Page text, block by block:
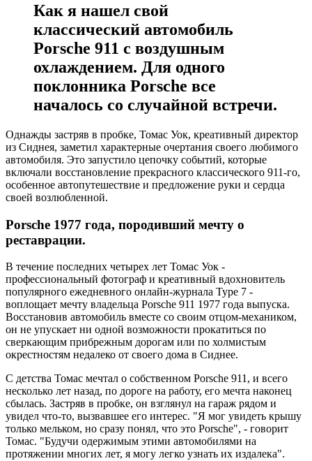
Как я нашел свой
классический автомобиль
Porsche 911 с воздушным
охлаждением. Для одного
поклонника Porsche все
началось со случайной встречи.
Однажды застряв в пробке, Томас Уок, креативный директор
из Сиднея, заметил характерные очертания своего любимого
автомобиля. Это запустило цепочку событий, которые
включали восстановление прекрасного классического 911-го,
особенное автопутешествие и предложение руки и сердца
своей возлюбленной.
Porsche 1977 года, породивший мечту о
реставрации.
В течение последних четырех лет Томас Уок -
профессиональный фотограф и креативный вдохновитель
популярного ежедневного онлайн-журнала Type 7 -
воплощает мечту владельца Porsche 911 1977 года выпуска.
Восстановив автомобиль вместе со своим отцом-механиком,
он не упускает ни одной возможности прокатиться по
сверкающим прибрежным дорогам или по холмистым
окрестностям недалеко от своего дома в Сиднее.
С детства Томас мечтал о собственном Porsche 911, и всего
несколько лет назад, по дороге на работу, его мечта наконец
сбылась. Застряв в пробке, он взглянул на гараж рядом и
увидел что-то, вызвавшее его интерес. "Я мог увидеть крышу
только мельком, но сразу понял, что это Porsche", - говорит
Томас. "Будучи одержимым этими автомобилями на
протяжении многих лет, я могу легко узнать их издалека".